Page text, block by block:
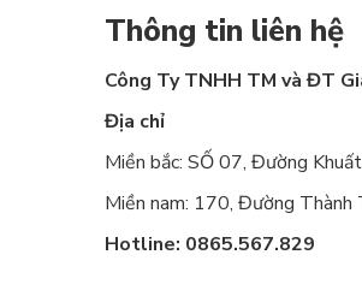
Thông tin liên hệ
Công Ty TNHH TM và ĐT
Địa chỉ
Miền bắc: SỐ 07, Đường
Miền nam: 170, Đường Thành
Hotline: 0865.567.829